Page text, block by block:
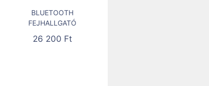
BLUETOOTH
FEJHALLGATÓ
26 200 Ft